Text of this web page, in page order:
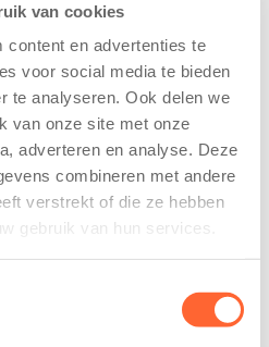
van cookies
content en advertenties te
voor social media te bieden
te analyseren. Ook delen we
van onze site met onze
adverteren en analyse. Deze
combineren met andere
verstrekt of die ze hebben
gebruik van hun services.
Kids First
tekent
koopcontract
voor nieuw
kindcentrum in
wijk Wiarda in
Leeuwarden